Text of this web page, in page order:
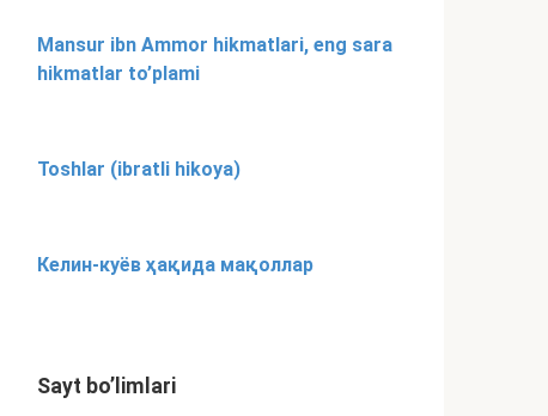
Mansur ibn Ammor hikmatlari, eng sara
hikmatlar to’plami
Toshlar (ibratli hikoya)
Келин-куёв ҳақида мақоллар
Sayt bo’limlari